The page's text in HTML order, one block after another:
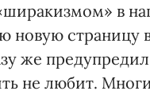
в
новую страницу
же
не любит.